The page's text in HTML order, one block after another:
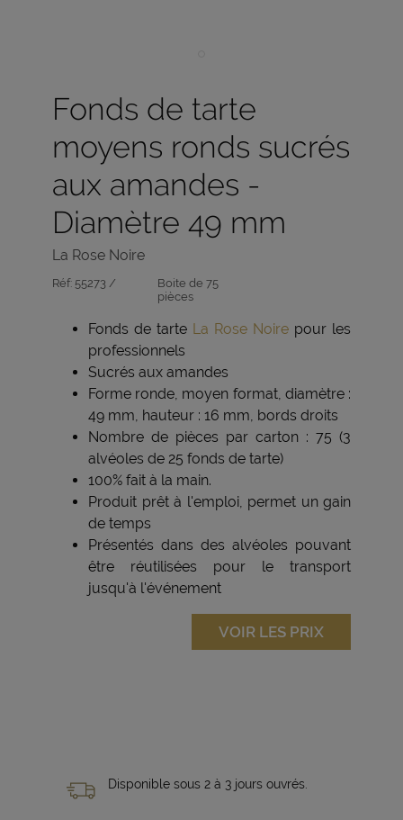
Fonds de tarte
moyens ronds sucrés
aux amandes -
Diamètre 49 mm
La Rose Noire
Réf: 55273 /
Boite de 75
pièces
Fonds de tarte La Rose Noire pour les
professionnels
Sucrés aux amandes
Forme ronde, moyen format, diamètre :
49 mm, hauteur : 16 mm, bords droits
Nombre de pièces par carton : 75 (3
alvéoles de 25 fonds de tarte)
100% fait à la main.
Produit prêt à l'emploi, permet un gain
de temps
Présentés dans des alvéoles pouvant
être réutilisées pour le transport
jusqu'à l'événement
VOIR LES PRIX
Disponible sous 2 à 3 jours ouvrés.